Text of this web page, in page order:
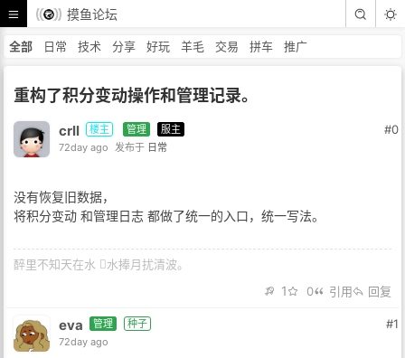
摸鱼论坛
全部 日常 技术 分享 好玩 羊毛 交易 拼车 推广
重构了积分变动操作和管理记录。
crll 楼主 管理
服主
72day ago
发布于 日常
#0
没有恢复旧数据，
将积分变动 和管理日志 都做了统一的入口，统一写法。
醉里不知天在水 𢵗水捧月扰清波。
1 0 引用 回复
eva 管理
种子
72day ago
#1